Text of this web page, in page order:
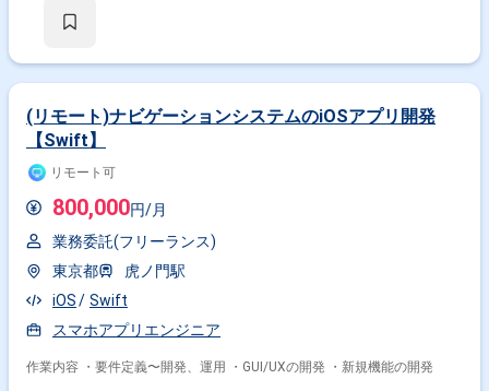
(リモート)ナビゲーションシステムのiOSアプリ開発
【Swift】
リモート可
800,000円/月
業務委託(フリーランス)
東京都
虎ノ門駅
iOS
Swift
スマホアプリエンジニア
作業内容 ・要件定義〜開発、運用 ・GUI/UXの開発 ・新規機能の開発